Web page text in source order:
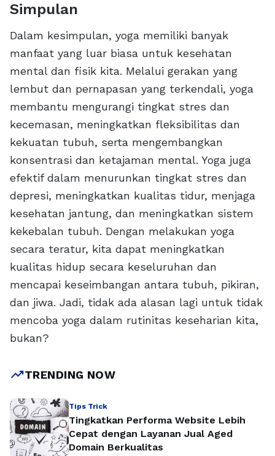
Simpulan
Dalam kesimpulan, yoga memiliki banyak
manfaat yang luar biasa untuk kesehatan
mental dan fisik kita. Melalui gerakan yang
lembut dan pernapasan yang terkendali, yoga
membantu mengurangi tingkat stres dan
kecemasan, meningkatkan fleksibilitas dan
kekuatan tubuh, serta mengembangkan
konsentrasi dan ketajaman mental. Yoga juga
efektif dalam menurunkan tingkat stres dan
depresi, meningkatkan kualitas tidur, menjaga
kesehatan jantung, dan meningkatkan sistem
kekebalan tubuh. Dengan melakukan yoga
secara teratur, kita dapat meningkatkan
kualitas hidup secara keseluruhan dan
mencapai keseimbangan antara tubuh, pikiran,
dan jiwa. Jadi, tidak ada alasan lagi untuk tidak
mencoba yoga dalam rutinitas keseharian kita,
bukan?
trending_upTRENDING NOW
Tips Trick
Tingkatkan Performa Website Lebih
Cepat dengan Layanan Jual Aged
Domain Berkualitas